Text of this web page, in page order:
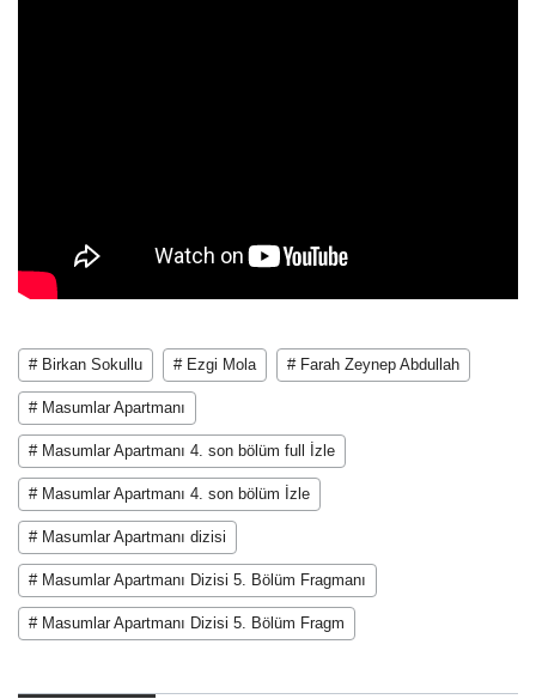
# Birkan Sokullu # Ezgi Mola # Farah Zeynep Abdullah
# Masumlar Apartmanı
# Masumlar Apartmanı 4. son bölüm full İzle
# Masumlar Apartmanı 4. son bölüm İzle
# Masumlar Apartmanı dizisi
# Masumlar Apartmanı Dizisi 5. Bölüm Fragmanı
# Masumlar Apartmanı Dizisi 5. Bölüm Fragm